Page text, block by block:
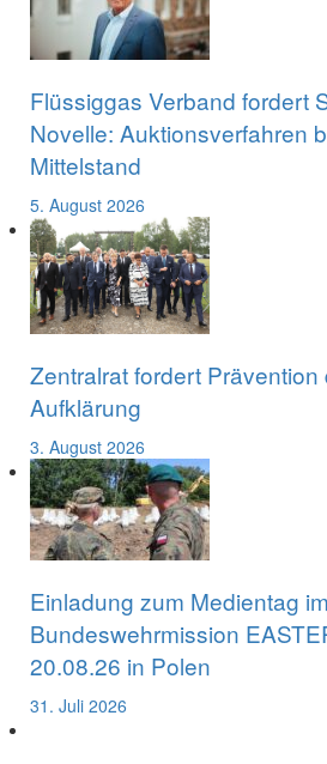
Flüssiggas Verband fordert
Novelle: Auktionsverfahren
Mittelstand
5. August 2026
Zentralrat fordert
Aufklärung
3. August 2026
Einladung zum Medientag
Bundeswehrmission
20.08.26 in Polen
31. Juli 2026